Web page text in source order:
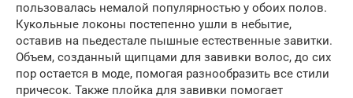
пользовалась немалой популярностью у обоих полов.
Кукольные локоны постепенно ушли в небытие,
оставив на пьедестале пышные естественные завитки.
Объем, созданный щипцами для завивки волос, до сих
пор остается в моде, помогая разнообразить все стили
причесок. Также плойка для завивки помогает